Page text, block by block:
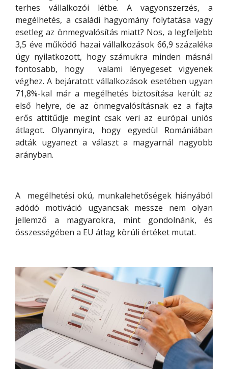
terhes vállalkozói létbe. A vagyonszerzés, a
megélhetés, a családi hagyomány folytatása vagy
esetleg az önmegvalósítás miatt? Nos, a legfeljebb
3,5 éve működő hazai vállalkozások 66,9 százaléka
úgy nyilatkozott, hogy számukra minden másnál
fontosabb, hogy valami lényegeset vigyenek
véghez. A bejáratott vállalkozások esetében ugyan
71,8%-kal már a megélhetés biztosítása került az
első helyre, de az önmegvalósításnak ez a fajta
erős attitűdje megint csak veri az európai uniós
átlagot. Olyannyira, hogy egyedül Romániában
adták ugyanezt a választ a magyarnál nagyobb
arányban.
A megélhetési okú, munkalehetőségek hiányából
adódó motiváció ugyancsak messze nem olyan
jellemző a magyarokra, mint gondolnánk, és
összességében a EU átlag körüli értéket mutat.